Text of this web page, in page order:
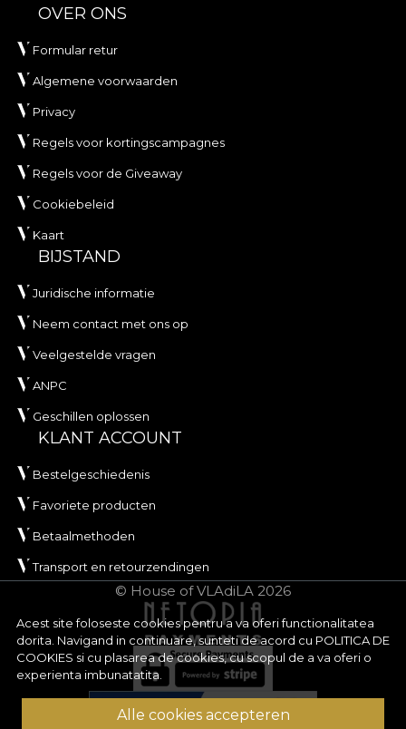
Acest site foloseste cookies pentru a va oferi functionalitatea
dorita. Navigand in continuare, sunteti de acord cu POLITICA DE
COOKIES si cu plasarea de cookies, cu scopul de a va oferi o
experienta imbunatatita.
Alle cookies accepteren
OVER ONS
Formular retur
Algemene voorwaarden
Privacy
Regels voor kortingscampagnes
Regels voor de Giveaway
Cookiebeleid
Kaart
BIJSTAND
Juridische informatie
Neem contact met ons op
Veelgestelde vragen
ANPC
Geschillen oplossen
KLANT ACCOUNT
Bestelgeschiedenis
Favoriete producten
Betaalmethoden
Transport en retourzendingen
© House of VLAdiLA 2026